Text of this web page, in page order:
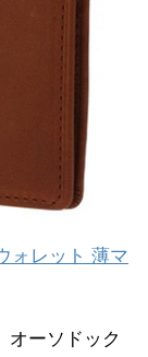
ォレット 薄マ
オーソドック